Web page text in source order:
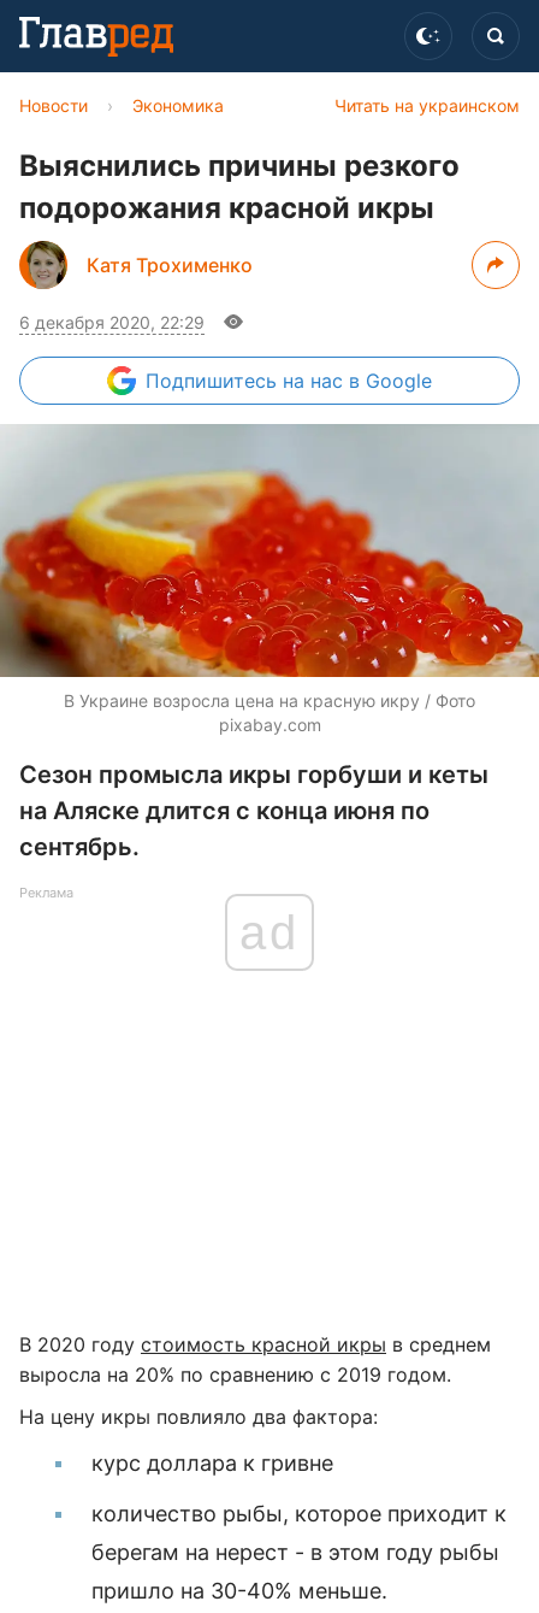
Читать на украинском
Новости › Экономика
Выяснились причины резкого
подорожания красной икры
Катя Трохименко
6 декабря 2020, 22:29
Подпишитесь на нас в Google
В Украине возросла цена на красную икру / Фото
pixabay.com
Сезон промысла икры горбуши и кеты
на Аляске длится с конца июня по
сентябрь.
Реклама
ad
В 2020 году стоимость красной икры в среднем
выросла на 20% по сравнению с 2019 годом.
На цену икры повлияло два фактора:
курс доллара к гривне
количество рыбы, которое приходит к
берегам на нерест - в этом году рыбы
пришло на 30-40% меньше.